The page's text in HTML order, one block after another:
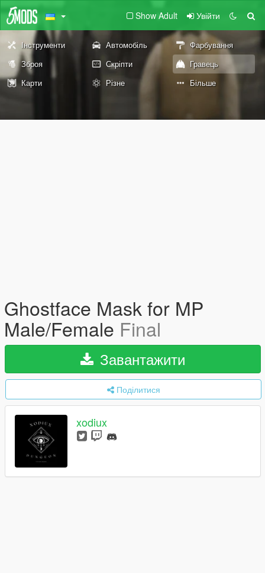
Show Adult Увійти
Інструменти Автомобіль
Фарбування
Зброя
Скріпти
Гравець
Карти
Різне Більше
Ghostface Mask for MP
Male/Female Final
Завантажити
Поділитися
xodiux